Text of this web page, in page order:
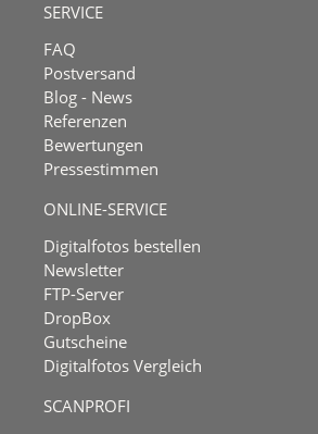
SERVICE
FAQ
Postversand
Blog - News
Referenzen
Bewertungen
Pressestimmen
ONLINE-SERVICE
Digitalfotos bestellen
Newsletter
FTP-Server
DropBox
Gutscheine
Digitalfotos Vergleich
SCANPROFI